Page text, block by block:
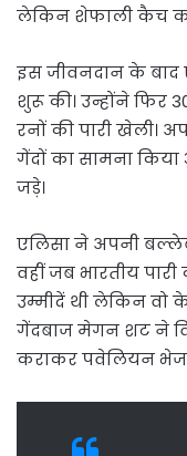
लेकिन शेफाली कैच
इस जीवनदान के बाद
शुरू की। उन्होंने फिर
रनों की पारी खेली।
गेंदों का सामना
जड़े।
एलिसा ने अपनी
वहीं जब भारतीय
उम्मीदें थी लेकिन वो
गेंदबाज मेगन शट ने
कराकर पवेलियन भेज